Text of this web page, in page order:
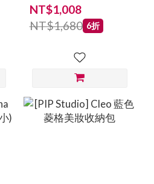
NT$1,008
NT$1,680 6折